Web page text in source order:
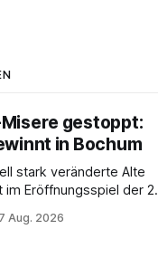
gestoppt:
in Bochum
stark veränderte Alte
im Eröffnungsspiel der 2.
Aug. 2026